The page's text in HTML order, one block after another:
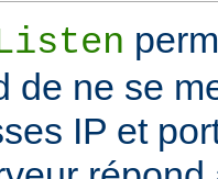
de ne se
IP et